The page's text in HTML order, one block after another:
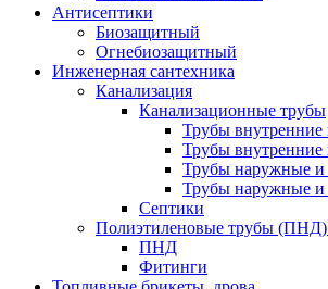
Антисептики
Биозащитный
Огнебиозащитный
Инженерная сантехника
Канализация
Канализационные трубы
Трубы
Трубы
Трубы наружные
Трубы наружные
Септики
Полиэтиленовые трубы
ПНД
Фитинги